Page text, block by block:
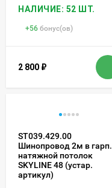
НАЛИЧИЕ: 52 ШТ.
+56 бонус(ов)
2 800 ₽
ST039.429.00
Шинопровод 2м в гарп.
натяжной потолок
SKYLINE 48 (устар.
артикул)